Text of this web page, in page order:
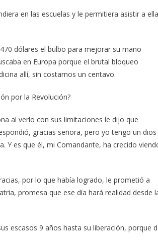
en las escuelas y le permitiera asistir a
dólares el bulbo para mejorar su mano
en Europa porque el brutal bloqueo
allí, sin costarnos un centavo.
por la Revolución?
al verlo con sus limitaciones le dijo que
gracias señora, pero yo tengo un dios
Y es que él, mi Comandante, ha crecido
por lo que había logrado, le prometió a
promesa que ese día hará realidad desde
escasos 9 años hasta su liberación, porque